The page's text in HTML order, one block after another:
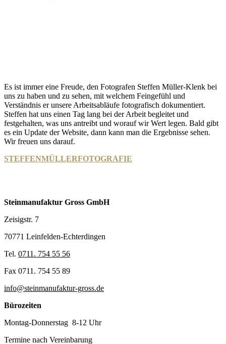
Es ist immer eine Freude, den Fotografen Steffen Müller-Klenk bei
uns zu haben und zu sehen, mit welchem Feingefühl und
Verständnis er unsere Arbeitsabläufe fotografisch dokumentiert.
Steffen hat uns einen Tag lang bei der Arbeit begleitet und
festgehalten, was uns antreibt und worauf wir Wert legen. Bald gibt
es ein Update der Website, dann kann man die Ergebnisse sehen.
Wir freuen uns darauf.
STEFFENMÜLLERFOTOGRAFIE
Steinmanufaktur Gross GmbH
Zeisigstr. 7
70771 Leinfelden-Echterdingen
Tel. 0711. 754 55 56
Fax 0711. 754 55 89
info@steinmanufaktur-gross.de
Bürozeiten
Montag-Donnerstag 8-12 Uhr
Termine nach Vereinbarung